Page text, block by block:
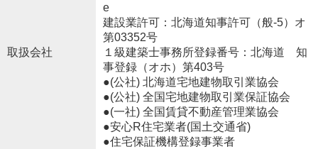
取扱会社
e
建設業許可：北海道知事許可（般-5）オ
第03352号
１級建築士事務所登録番号：北海道 知
事登録（オホ）第403号
●(公社) 北海道宅地建物取引業協会
●(公社) 全国宅地建物取引業保証協会
●(一社) 全国賃貸不動産管理業協会
●安心R住宅業者(国土交通省)
●住宅保証機構登録事業者